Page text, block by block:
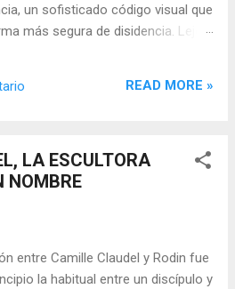
un sofisticado código visual que
más segura de disidencia. Lejos
equilibrando su necesidad de
de preservar su integridad
símbolos, las distorsiones y los
cifrado capaz de eludir a los
un simple reflejo de la realidad,
y multifacético. Los pintores
dobles definitivos, y dominaban
READ MORE »
LA ESCULTORA
NOMBRE
entre Camille Claudel y Rodin fue
la habitual entre un discípulo y